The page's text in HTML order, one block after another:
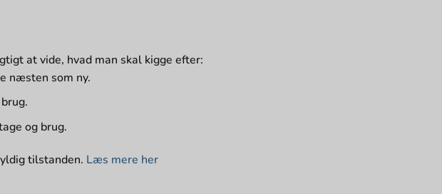
at vide, hvad man skal kigge efter:
næsten som ny.
og brug.
tilstanden. Læs mere her